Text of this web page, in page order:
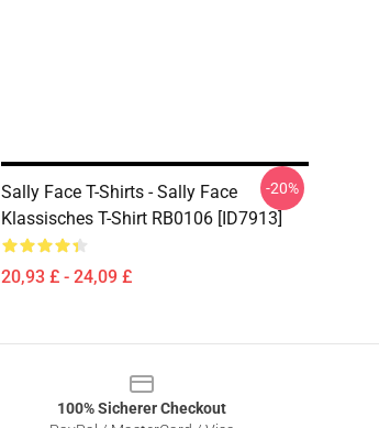
Sally Face T-Shirts - Sally Face
Klassisches T-Shirt RB0106 [ID7913]
20,93 £ - 24,09 £
-20%
100% Sicherer Checkout